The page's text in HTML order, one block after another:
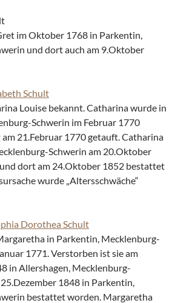
im Oktober 1768 in Parkentin,
und dort auch am 9.Oktober
Schult
Louise bekannt. Catharina wurde in
Schwerin im Februar 1770
21.Februar 1770 getauft. Catharina
Schwerin am 20.Oktober
dort am 24.Oktober 1852 bestattet
wurde „Altersschwäche“
Dorothea Schult
in Parkentin, Mecklenburg-
1771. Verstorben ist sie am
in Allershagen, Mecklenburg-
1848 in Parkentin,
bestattet worden. Margaretha